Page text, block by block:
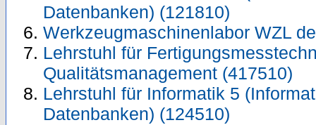
Datenbanken) (121810)
Werkzeugmaschinenlabor WZL
Lehrstuhl für
Qualitätsmanagement (417510)
Lehrstuhl für Informatik 5
Datenbanken) (124510)